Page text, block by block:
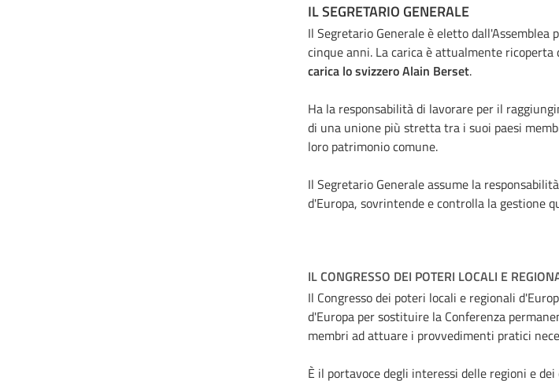
IL SEGRETARIO GENERALE
Il Segretario Generale è eletto
cinque anni. La carica è attualmente ricoperta
carica lo svizzero Alain Berset.
Ha la responsabilità di lavorare per il
di una unione più stretta tra i suoi paesi
loro patrimonio comune.
Il Segretario Generale assume la
d'Europa, sovrintende e controlla la gestione
IL CONGRESSO DEI POTERI LOCALI E
Il Congresso dei poteri locali e regionali
d'Europa per sostituire la Conferenza
membri ad attuare i provvedimenti pratici
È il portavoce degli interessi delle regioni e